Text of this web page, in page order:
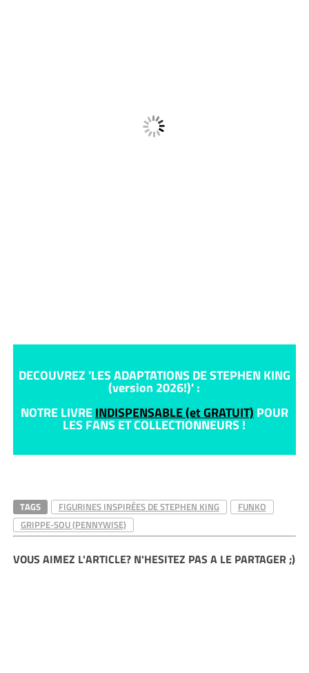
DECOUVREZ 'LES ADAPTATIONS DE STEPHEN KING
(version 2026!)' :
NOTRE LIVREINDISPENSABLE (et GRATUIT) POUR
LES FANS ET COLLECTIONNEURS !
TAGS FIGURINES INSPIRÉES DE STEPHEN KING
FUNKO
GRIPPE-SOU (PENNYWISE)
VOUS AIMEZ L'ARTICLE? N'HESITEZ PAS A LE PARTAGER ;)